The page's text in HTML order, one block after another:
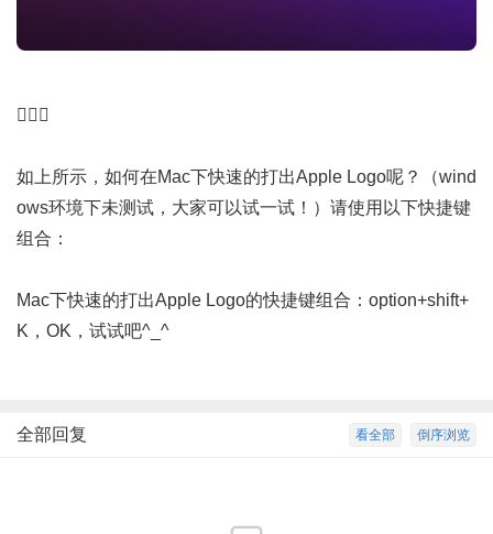

如上所示，如何在Mac下快速的打出Apple Logo呢？（wind
ows环境下未测试，大家可以试一试！）请使用以下快捷键
组合：
Mac下快速的打出Apple Logo的快捷键组合：option+shift+
K，OK，试试吧^_^
倒序浏览
看全部
全部回复